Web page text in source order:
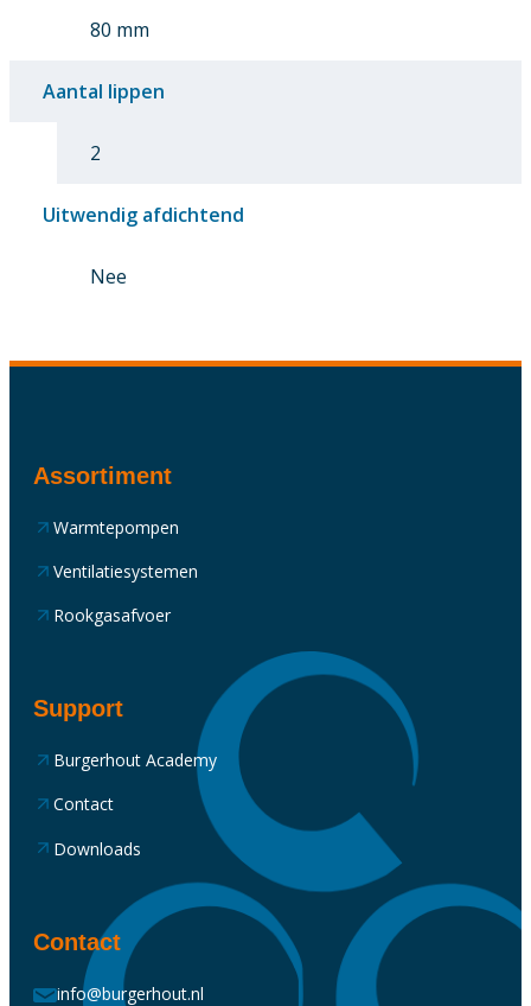
80 mm
Aantal lippen
2
Uitwendig afdichtend
Nee
Assortiment
Warmtepompen
Ventilatiesystemen
Rookgasafvoer
Support
Burgerhout Academy
Contact
Downloads
Contact
info@burgerhout.nl